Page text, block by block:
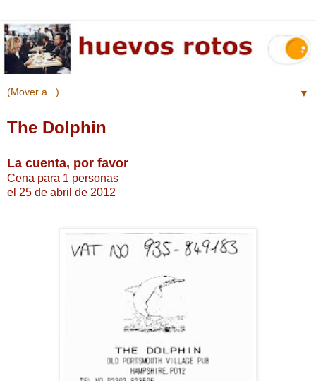
▼
The Dolphin
La cuenta, por favor
Cena para 1 personas
el 25 de abril de 2012